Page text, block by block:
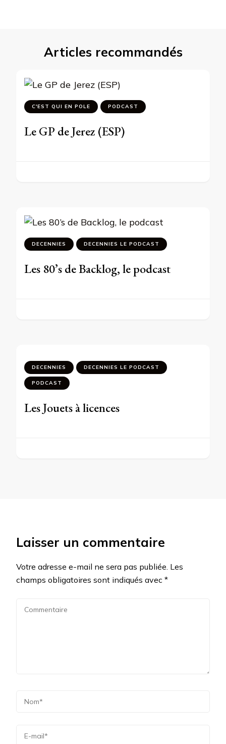
Articles recommandés
C'EST QUI EN POLE PODCAST
Le GP de Jerez (ESP)
DECENNIES DECENNIES LE PODCAST
Les 80’s de Backlog, le podcast
DECENNIES DECENNIES LE PODCAST
PODCAST
Les Jouets à licences
Laisser un commentaire
Votre adresse e-mail ne sera pas publiée. Les
champs obligatoires sont indiqués avec *